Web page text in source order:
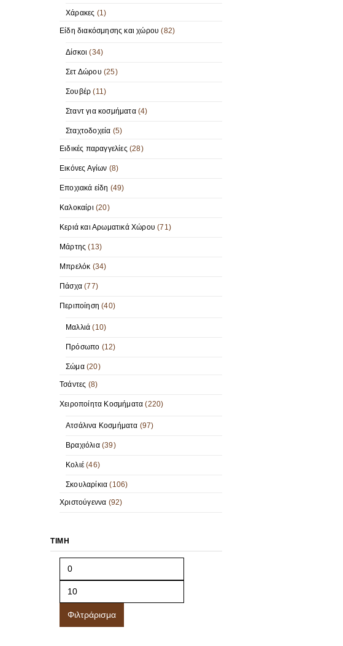
Χάρακες (1)
Είδη διακόσμησης και χώρου (82)
Δίσκοι (34)
Σετ Δώρου (25)
Σουβέρ (11)
Σταντ για κοσμήματα (4)
Σταχτοδοχεία (5)
Ειδικές παραγγελίες (28)
Εικόνες Αγίων (8)
Εποχιακά είδη (49)
Καλοκαίρι (20)
Κεριά και Αρωματικά Χώρου (71)
Μάρτης (13)
Μπρελόκ (34)
Πάσχα (77)
Περιποίηση (40)
Μαλλιά (10)
Πρόσωπο (12)
Σώμα (20)
Τσάντες (8)
Χειροποίητα Κοσμήματα (220)
Ατσάλινα Κοσμήματα (97)
Βραχιόλια (39)
Κολιέ (46)
Σκουλαρίκια (106)
Χριστούγεννα (92)
ΤΙΜΉ
Φιλτράρισμα